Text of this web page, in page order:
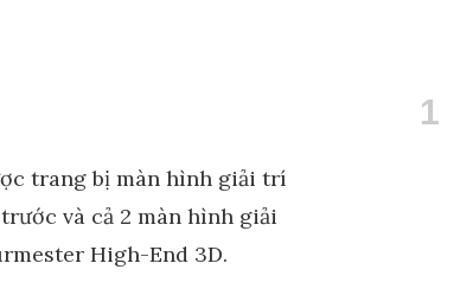
trang bị màn hình giải trí
và cả 2 màn hình giải
High-End 3D.